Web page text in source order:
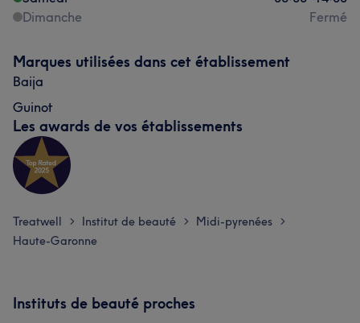
Dimanche
Fermé
Marques utilisées dans cet établissement
Baija
Guinot
Les awards de vos établissements
Treatwell > Institut de beauté > Midi-pyrenées >
Haute-Garonne
Instituts de beauté proches